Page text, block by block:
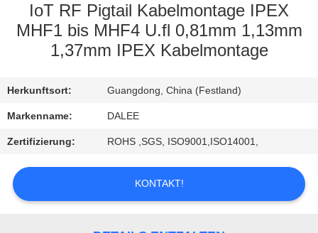
QUALITÄTSKONTROLLE
SIE
MIT
UNS
IN
VERBINDUNG
IoT RF Pigtail Kabelmontage IPEX
MHF1 bis MHF4 U.fl 0,81mm 1,13mm
1,37mm IPEX Kabelmontage
Herkunftsort: Guangdong, China (Festland)
Markenname: DALEE
Zertifizierung: ROHS ,SGS, ISO9001,ISO14001,
KONTAKT!